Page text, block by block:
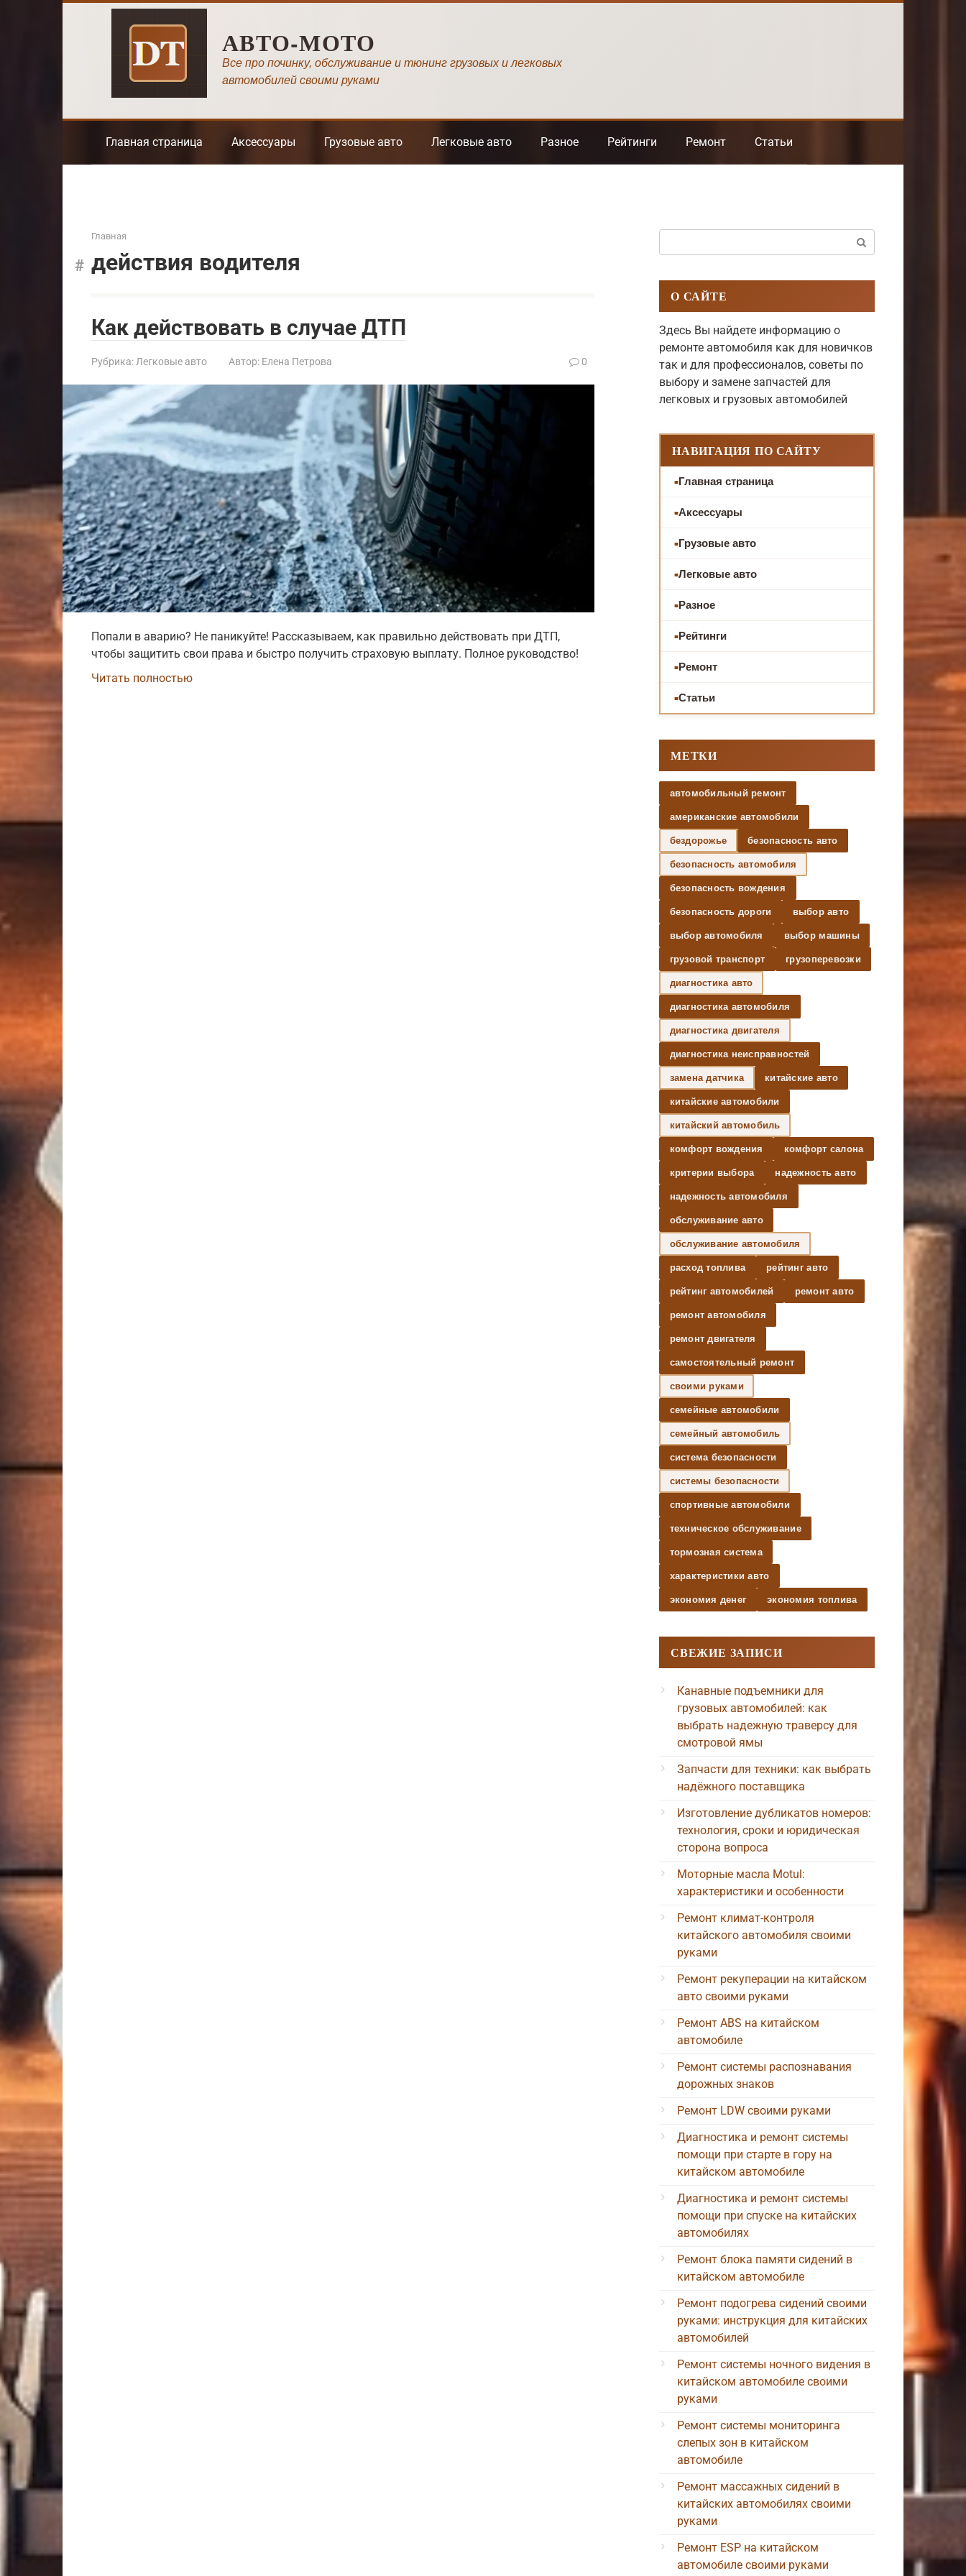
АВТО-МОТО
Все про починку, обслуживание и тюнинг грузовых и легковых
автомобилей своими руками
Главная страница Аксессуары Грузовые авто Легковые авто Разное Рейтинги Ремонт Статьи
Главная
действия водителя
Как действовать в случае ДТП
Рубрика: Легковые авто Автор: Елена Петрова 0
Попали в аварию? Не паникуйте! Рассказываем, как правильно действовать при ДТП,
чтобы защитить свои права и быстро получить страховую выплату. Полное руководство!
Читать полностью
О САЙТЕ
Здесь Вы найдете информацию о
ремонте автомобиля как для новичков
так и для профессионалов, советы по
выбору и замене запчастей для
легковых и грузовых автомобилей
НАВИГАЦИЯ ПО САЙТУ
Главная страница
Аксессуары
Грузовые авто
Легковые авто
Разное
Рейтинги
Ремонт
Статьи
МЕТКИ
автомобильный ремонт
американские автомобили
бездорожье безопасность авто
безопасность автомобиля
безопасность вождения
безопасность дороги выбор авто
выбор автомобиля выбор машины
грузовой транспорт грузоперевозки
диагностика авто
диагностика автомобиля
диагностика двигателя
диагностика неисправностей
замена датчика китайские авто
китайские автомобили
китайский автомобиль
комфорт вождения комфорт салона
критерии выбора надежность авто
надежность автомобиля
обслуживание авто
обслуживание автомобиля
расход топлива рейтинг авто
рейтинг автомобилей ремонт авто
ремонт автомобиля
ремонт двигателя
самостоятельный ремонт
своими руками
семейные автомобили
семейный автомобиль
система безопасности
системы безопасности
спортивные автомобили
техническое обслуживание
тормозная система
характеристики авто
экономия денег экономия топлива
СВЕЖИЕ ЗАПИСИ
Канавные подъемники для
грузовых автомобилей: как
выбрать надежную траверсу для
смотровой ямы
Запчасти для техники: как выбрать
надёжного поставщика
Изготовление дубликатов номеров:
технология, сроки и юридическая
сторона вопроса
Моторные масла Motul:
характеристики и особенности
Ремонт климат-контроля
китайского автомобиля своими
руками
Ремонт рекуперации на китайском
авто своими руками
Ремонт ABS на китайском
автомобиле
Ремонт системы распознавания
дорожных знаков
Ремонт LDW своими руками
Диагностика и ремонт системы
помощи при старте в гору на
китайском автомобиле
Диагностика и ремонт системы
помощи при спуске на китайских
автомобилях
Ремонт блока памяти сидений в
китайском автомобиле
Ремонт подогрева сидений своими
руками: инструкция для китайских
автомобилей
Ремонт системы ночного видения в
китайском автомобиле своими
руками
Ремонт системы мониторинга
слепых зон в китайском
автомобиле
Ремонт массажных сидений в
китайских автомобилях своими
руками
Ремонт ESP на китайском
автомобиле своими руками